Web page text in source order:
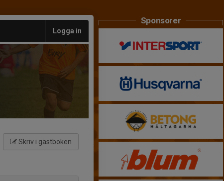
Logga in
Skriv i gästboken
Sponsorer